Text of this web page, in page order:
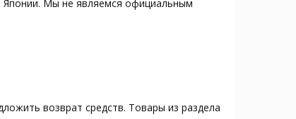
Японии. Мы не являемся официальным
возврат средств. Товары из раздела